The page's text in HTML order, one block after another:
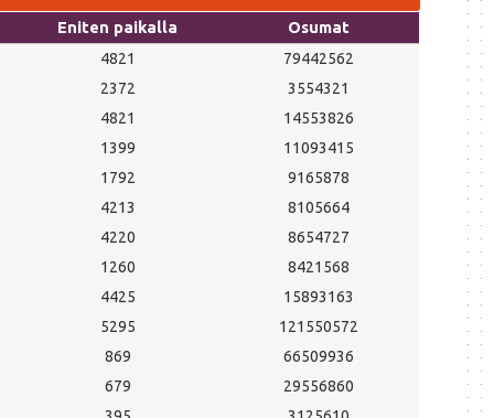
Eniten paikalla Osumat
4821
79442562
2372
3554321
4821
14553826
1399
11093415
1792
9165878
4213
8105664
4220
8654727
1260
8421568
4425
15893163
5295
121550572
869
66509936
679
29556860